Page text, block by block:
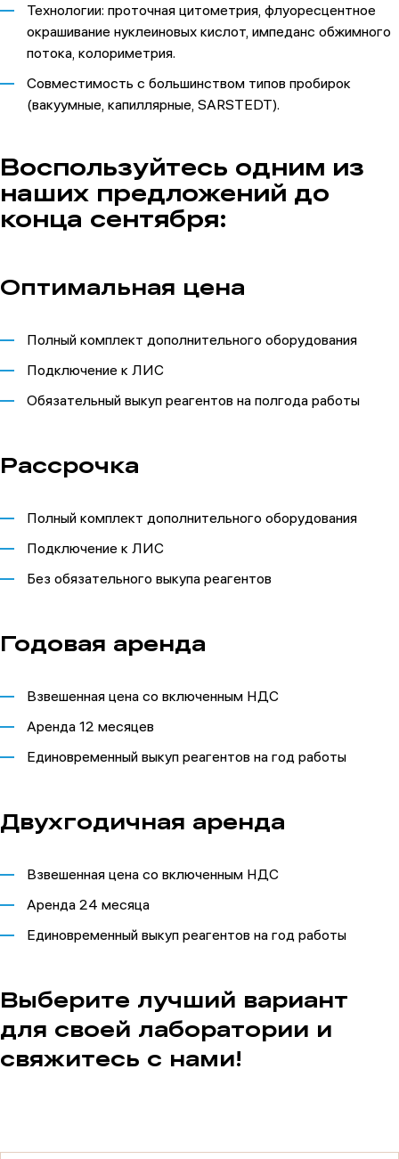
Технологии: проточная цитометрия, флуоресцентное
окрашивание нуклеиновых кислот, импеданс обжимного
потока, колориметрия.
Совместимость с большинством типов пробирок
(вакуумные, капиллярные, SARSTEDT).
Воспользуйтесь одним из
наших предложений до
конца сентября:
Оптимальная цена
Полный комплект дополнительного оборудования
Подключение к ЛИС
Обязательный выкуп реагентов на полгода работы
Рассрочка
Полный комплект дополнительного оборудования
Подключение к ЛИС
Без обязательного выкупа реагентов
Годовая аренда
Взвешенная цена со включенным НДС
Аренда 12 месяцев
Единовременный выкуп реагентов на год работы
Двухгодичная аренда
Взвешенная цена со включенным НДС
Аренда 24 месяца
Единовременный выкуп реагентов на год работы
Выберите лучший вариант
для своей лаборатории и
свяжитесь с нами!